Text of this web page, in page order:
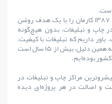
ما در چاپ و تبلیغات مهرگان از سال ۱۳۸۷ کارمان را با یک هدف روشن
چاپ و تبلیغات، بدون هیچ‌گونه
داریم که تبلیغات با کیفیت،
شایستهٔ کسب‌وکارهای موفق است؛ به همین دلیل، بیش از ۱۵ سال است
بوده‌ایم.
مراکز چاپ و تبلیغات در
و اصالت در هر پروژه‌ای دیده